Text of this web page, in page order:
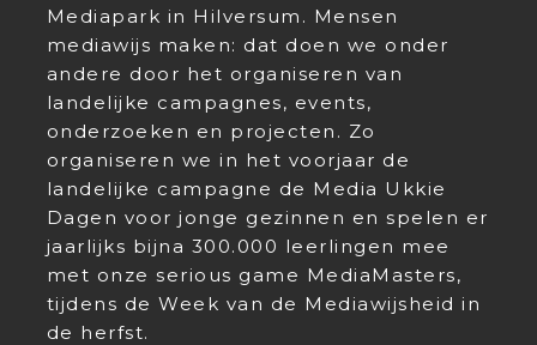
Mediapark in Hilversum. Mensen
mediawijs maken: dat doen we onder
andere door het organiseren van
landelijke campagnes, events,
onderzoeken en projecten. Zo
organiseren we in het voorjaar de
landelijke campagne de Media Ukkie
Dagen voor jonge gezinnen en spelen er
jaarlijks bijna 300.000 leerlingen mee
met onze serious game MediaMasters,
tijdens de Week van de Mediawijsheid in
de herfst.